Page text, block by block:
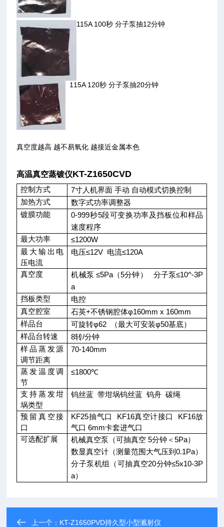
115A 100秒 分子泵抽12分钟
115A 120秒 分子泵抽20分钟
真空度越高 越不易氧化 越接近金属本色
高温真空蒸镀仪KT-Z1650CVD
控制方式 7寸人机界面 手动 自动模式切换控制
加热方式
数字式功率调整器
镀膜功能
0-999秒5段可变换功率及挡板位和样品
速度程序
最大功率
≤1200W
最大输出电
压电流
电压≤12V 电流≤120A
真空度 机械泵 ≤5Pa（5分钟） 分子泵≤10^-3P
a
挡板类型
电控
真空腔室
石英+不锈钢腔体φ160mm x 160mm
样品台
可旋转φ62 （最大可安装φ50基底）
样品台转速
8转/分钟
样品蒸发源
调节距离
70-140mm
蒸发温度调
节
≤1800℃
支持蒸发坩
埚类型
钨丝蓝 带坩埚钨丝蓝 钨舟 碳绳
预留真空接
口
KF25抽气口 KF16真空计接口 KF16放
气口6mm卡套进气口
可选配扩展
机械真空泵（可抽真空 5分钟＜5Pa）
数显真空计（测量范围大气压到0.1Pa）
分子泵机组（可抽真空20分钟≤5x10-3P
a）
上一个： KT-Z1650PVD持久型小型溅射仪